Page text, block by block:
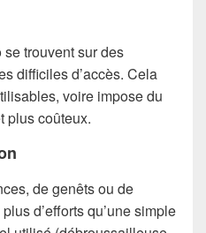
trouvent sur des
difficiles d’accès. Cela
voire impose du
plus coûteux.
de genêts ou de
d’efforts qu’une simple